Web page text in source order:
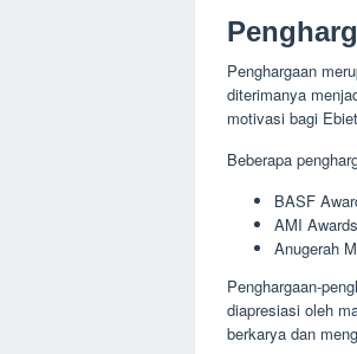
Penghargaan
diterimanya
motivasi bagi
Beberapa
BASF
AMI Awards
Anugerah
Penghargaan-
diapresiasi oleh
berkarya dan